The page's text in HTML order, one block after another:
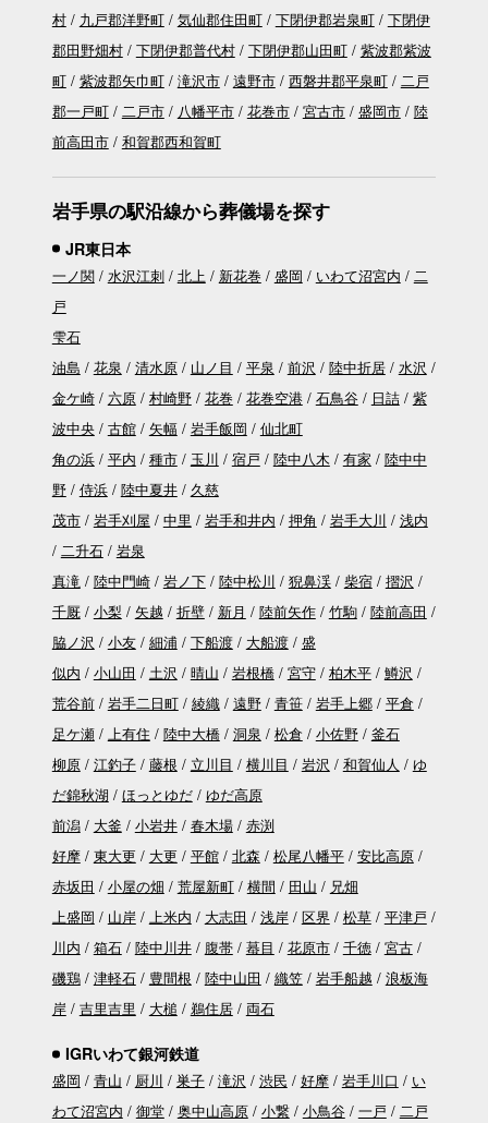
村
九戸郡洋野町 気仙郡住田町 下閉伊郡岩泉町
下閉伊
郡田野畑村
下閉伊郡普代村 下閉伊郡山田町
紫波郡紫波
町
紫波郡矢巾町 滝沢市 遠野市 西磐井郡平泉町
二戸
郡一戸町
二戸市 八幡平市 花巻市 宮古市 盛岡市
陸
前高田市
和賀郡西和賀町
岩手県の駅沿線から葬儀場を探す
JR東日本
一ノ関 水沢江刺 北上 新花巻 盛岡 いわて沼宮内
二
戸
雫石
油島
花泉 清水原 山ノ目 平泉 前沢 陸中折居
水沢
金ケ崎
六原 村崎野 花巻 花巻空港 石鳥谷 日詰
紫
波中央
古館 矢幅 岩手飯岡
仙北町
角の浜
平内 種市 玉川 宿戸 陸中八木 有家
陸中中
野
侍浜 陸中夏井
久慈
茂市
岩手刈屋 中里 岩手和井内 押角 岩手大川
浅内
二升石
岩泉
真滝
陸中門崎 岩ノ下 陸中松川 猊鼻渓 柴宿
摺沢
千厩
小梨 矢越 折壁 新月 陸前矢作 竹駒
陸前高田
脇ノ沢
小友 細浦 下船渡 大船渡
盛
似内
小山田 土沢 晴山 岩根橋 宮守 柏木平
鱒沢
荒谷前
岩手二日町 綾織 遠野 青笹 岩手上郷
平倉
足ケ瀬
上有住 陸中大橋 洞泉 松倉 小佐野
釜石
柳原
江釣子 藤根 立川目 横川目 岩沢 和賀仙人
ゆ
だ錦秋湖
ほっとゆだ
ゆだ高原
前潟
大釜 小岩井 春木場
赤渕
好摩
東大更 大更 平館 北森 松尾八幡平
安比高原
赤坂田
小屋の畑 荒屋新町 横間 田山
兄畑
上盛岡
山岸 上米内 大志田 浅岸 区界 松草
平津戸
川内
箱石 陸中川井 腹帯 蟇目 花原市 千徳
宮古
磯鶏
津軽石 豊間根 陸中山田 織笠 岩手船越
浪板海
岸
吉里吉里 大槌 鵜住居 両石
IGRいわて銀河鉄道
盛岡 青山 厨川 巣子 滝沢 渋民 好摩 岩手川口
い
わて沼宮内
御堂 奥中山高原 小繋 小鳥谷 一戸
二戸